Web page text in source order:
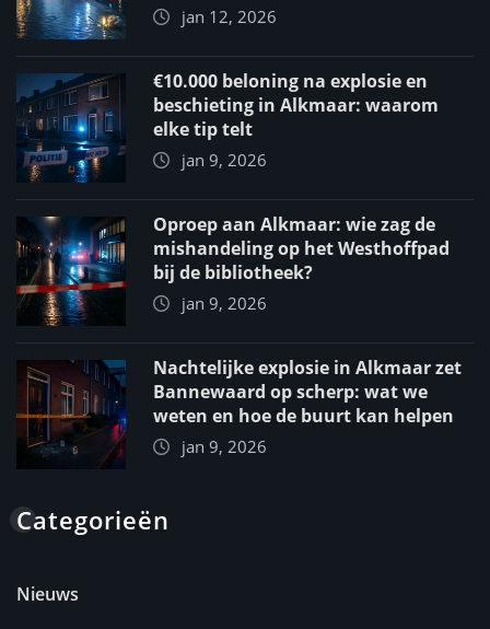
jan 12, 2026
€10.000 beloning na explosie en
beschieting in Alkmaar: waarom
elke tip telt
jan 9, 2026
Oproep aan Alkmaar: wie zag de
mishandeling op het Westhoffpad
bij de bibliotheek?
jan 9, 2026
Nachtelijke explosie in Alkmaar zet
Bannewaard op scherp: wat we
weten en hoe de buurt kan helpen
jan 9, 2026
Categorieën
Nieuws